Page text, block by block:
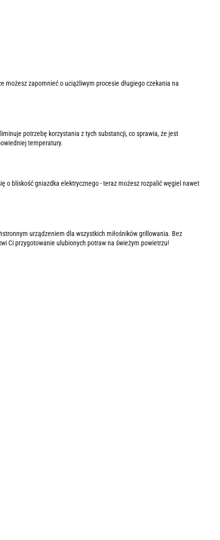
możesz zapomnieć o uciążliwym procesie długiego czekania na
potrzebę korzystania z tych substancji, co sprawia, że jest
temperatury.
o bliskość gniazdka elektrycznego - teraz możesz rozpalić węgiel nawet
urządzeniem dla wszystkich miłośników grillowania. Bez
Ci przygotowanie ulubionych potraw na świeżym powietrzu!